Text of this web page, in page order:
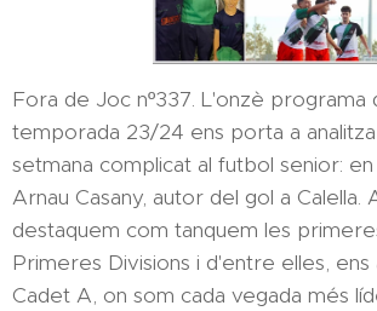
Fora de Joc nº337. L'onzè programa
temporada 23/24 ens porta a
setmana complicat al futbol senior:
Arnau Casany, autor del gol a Calella.
destaquem com tanquem les
Primeres Divisions i d'entre elles, ens
Cadet A, on som cada vegada més